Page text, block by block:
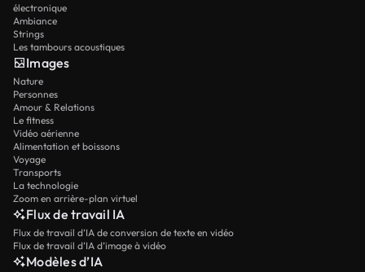
électronique
Ambiance
Strings
Les tambours acoustiques
Images
Nature
Personnes
Amour & Relations
Le fitness
Vidéo aérienne
Alimentation et boissons
Voyage
Transports
La technologie
Zoom en arrière-plan virtuel
Flux de travail IA
Flux de travail d’IA de conversion de texte en vidéo
Flux de travail d’IA d’image à vidéo
Modèles d’IA